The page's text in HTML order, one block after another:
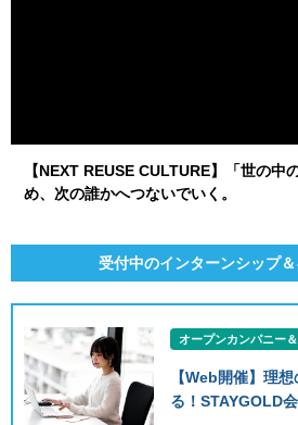
【NEXT REUSE CULTURE】「世の中
め、次の誰かへつないでいく。
受付中のインターンシップ
オープンカンパニー
【Web開催】理
る！STAYGOLD